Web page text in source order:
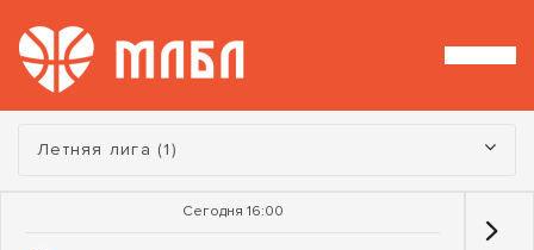
Турнир:
Летняя лига (1)
Сегодня 16:00